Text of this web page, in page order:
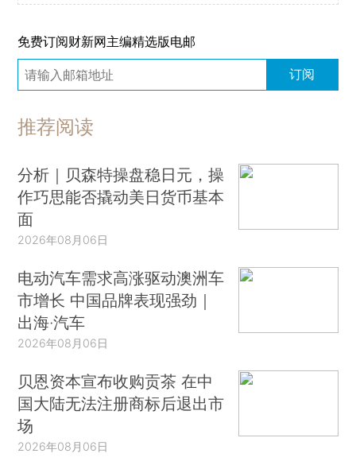
免费订阅财新网主编精选版电邮
订阅
推荐阅读
分析｜贝森特操盘稳日元，操
作巧思能否撬动美日货币基本
面
2026年08月06日
电动汽车需求高涨驱动澳洲车
市增长 中国品牌表现强劲｜
出海·汽车
2026年08月06日
贝恩资本宣布收购贡茶 在中
国大陆无法注册商标后退出市
场
2026年08月06日